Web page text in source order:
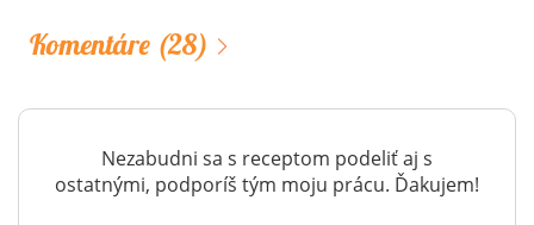
Komentáre (28)
Nezabudni sa s receptom podeliť aj s
ostatnými, podporíš tým moju prácu. Ďakujem!